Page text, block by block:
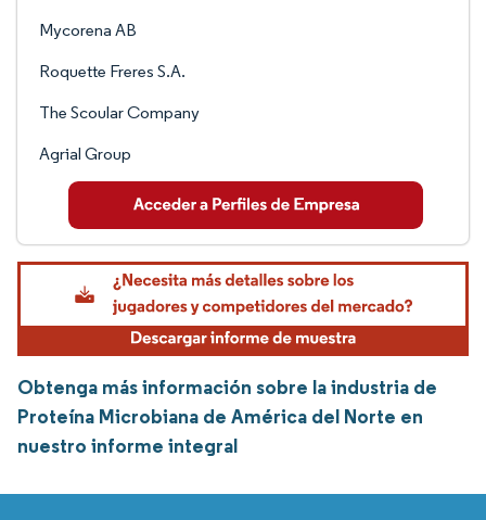
Mycorena AB
Roquette Freres S.A.
The Scoular Company
Agrial Group
Obtenga más información sobre la industria de
Proteína Microbiana de América del Norte en
nuestro informe integral